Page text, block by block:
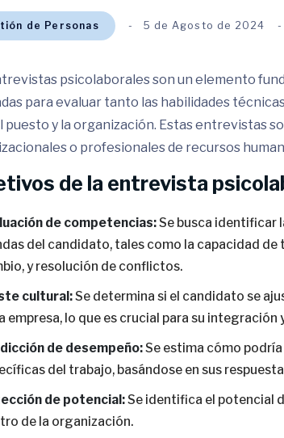
de Personas 5 de Agosto de 2024
psicolaborales son un elemento
para evaluar tanto las habilidades
puesto y la organización. Estas entrevistas
o profesionales de recursos
de la entrevista
de competencias:Se busca identificar
del candidato, tales como la capacidad
y resolución de conflictos.
cultural:Se determina si el candidato se
empresa, lo que es crucial para su
de desempeño:Se estima cómo
del trabajo, basándose en sus
de potencial:Se identifica el potencial
de la organización.